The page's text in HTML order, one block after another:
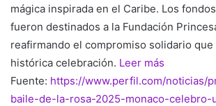
mágica inspirada en el Caribe. Los
fueron destinados a la Fundación
reafirmando el compromiso solidario
histórica celebración. Leer más
Fuente: https://www.perfil.com/noticias/
baile-de-la-rosa-2025-monaco-celebro-